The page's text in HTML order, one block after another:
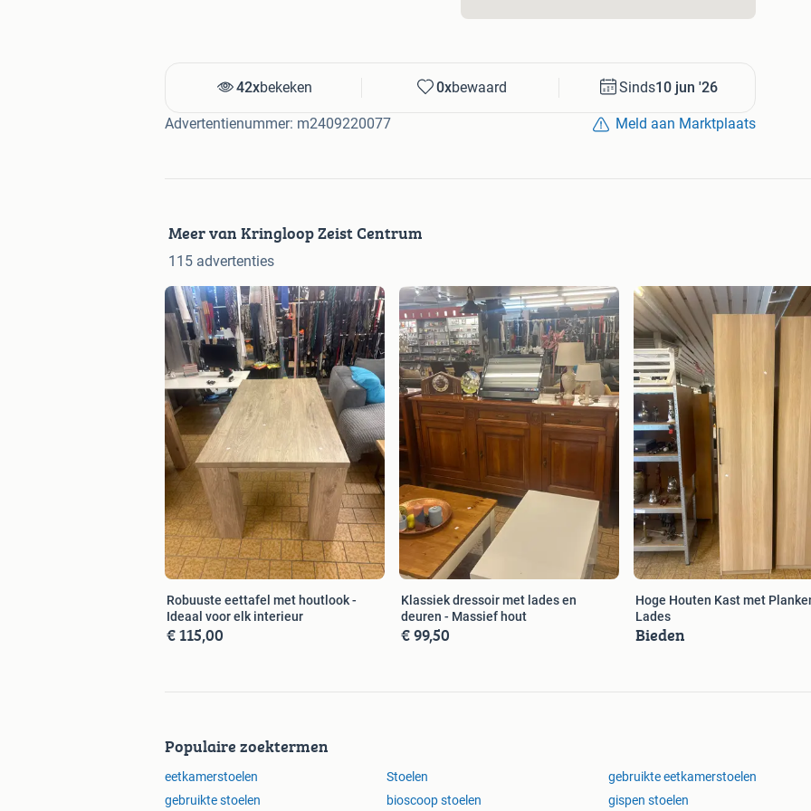
42xbekeken 0xbewaard Sinds10 jun '26
Advertentienummer: m2409220077 Meld aan Marktplaats
Meer van Kringloop Zeist Centrum
115 advertenties
Robuuste eettafel met houtlook -
Ideaal voor elk interieur
€ 115,00
Klassiek dressoir met lades en
deuren - Massief hout
€ 99,50
Hoge Houten Kast met
Lades
Bieden
Populaire zoektermen
eetkamerstoelen Stoelen gebruikte eetkamerstoelen
gebruikte stoelen
bioscoop stoelen gispen stoelen